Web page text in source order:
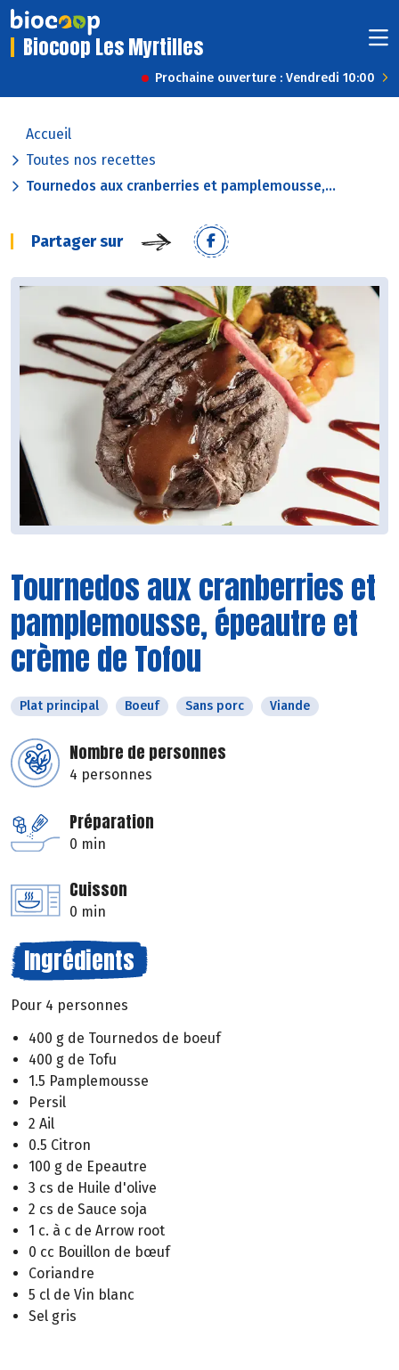
Biocoop Les Myrtilles
Prochaine ouverture : Vendredi 10:00
Accueil
Toutes nos recettes
Tournedos aux cranberries et pamplemousse,...
Partager sur
Tournedos aux cranberries et
pamplemousse, épeautre et
crème de Tofou
Plat principal Boeuf Sans porc Viande
Nombre de personnes
4 personnes
Préparation
0 min
Cuisson
0 min
Ingrédients
Pour 4 personnes
400 g de Tournedos de boeuf
400 g de Tofu
1.5 Pamplemousse
Persil
2 Ail
0.5 Citron
100 g de Epeautre
3 cs de Huile d'olive
2 cs de Sauce soja
1 c. à c de Arrow root
0 cc Bouillon de bœuf
Coriandre
5 cl de Vin blanc
Sel gris